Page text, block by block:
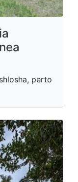
perto